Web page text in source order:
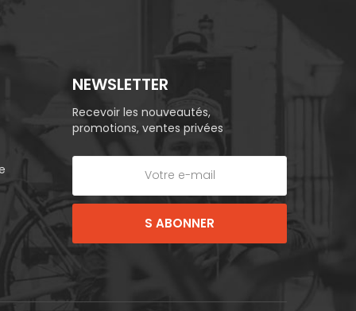
NEWSLETTER
Recevoir les nouveautés,
promotions, ventes privées
S ABONNER